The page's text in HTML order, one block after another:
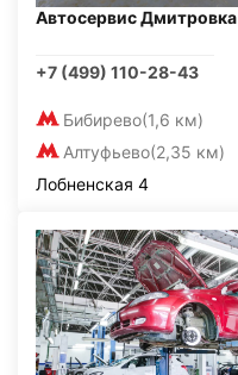
Автосервис Дмитровка
+7 (499) 110-28-43
Бибирево(1,6 км)
Алтуфьево(2,35 км)
Лобненская 4